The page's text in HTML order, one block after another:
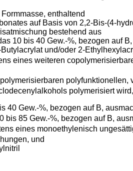
enthaltend
auf Basis von 2,2-Bis-(4-
bestehend aus
10 bis 40 Gew.-%, bezogen auf
Butylacrylat und/oder 2-
eines weiteren
polymerisiert
40 Gew.-%, bezogen auf B,
bis 85 Gew.-%, bezogen auf B,
eines monoethylenisch
und